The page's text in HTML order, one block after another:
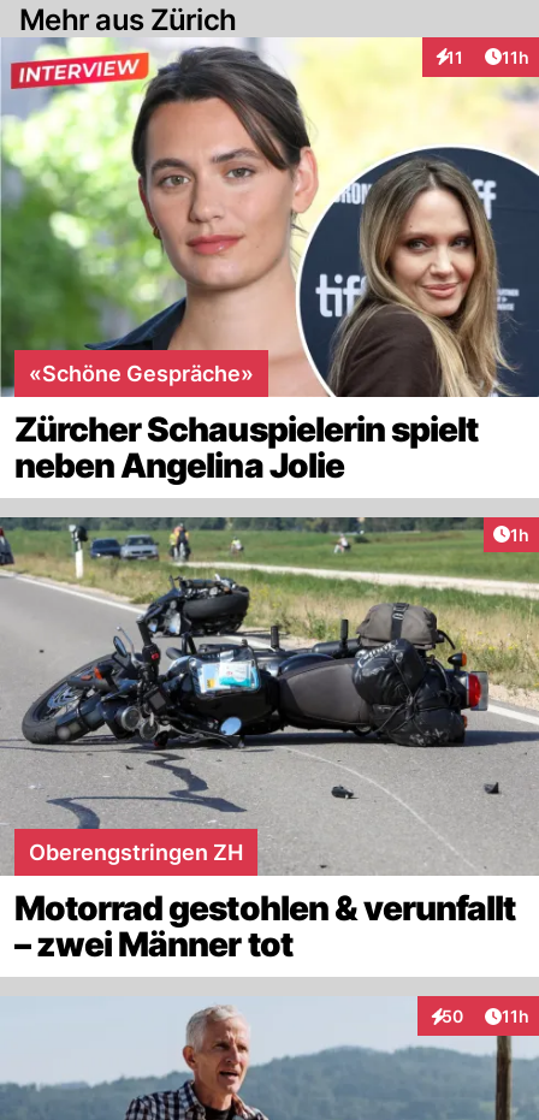
Mehr aus Zürich
11
Interaktionen
11h
«Schöne Gespräche»
Zürcher Schauspielerin spielt
neben Angelina Jolie
1h
Oberengstringen ZH
Motorrad gestohlen & verunfallt
– zwei Männer tot
50
Interaktionen
11h